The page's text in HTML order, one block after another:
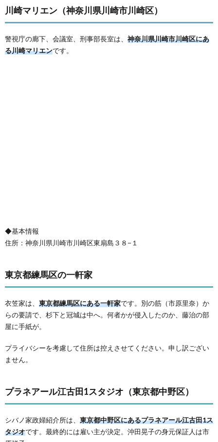
川崎マリエン（神奈川県川崎市川崎区）
警視庁の廊下、会議室、刑事部長室は、 神奈川県川崎市川崎区にあ
る川崎マリエンです。
◆基本情報
住所：神奈川県川崎市川崎区東扇島３８−１
東京都練馬区の一軒家
衣笠家は、 東京都練馬区にある一軒家です。別の筋（市原里奈）か
らの要請で、杉下と冠城は中へ。何者かが侵入したのか、藤治の部
屋に手紙が。
プライバシーを考慮して住所は控えさせてください。申し訳ござい
ません。
プラネアール江古田1スタジオ（東京都中野区）
シバノ家政婦紹介所は、 東京都中野区にあるプラネアール江古田1ス
タジオです。最終的には雇い主が決定。沖田晃子の身元保証人は市